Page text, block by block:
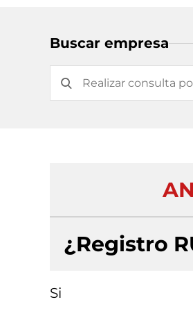
Buscar empresa
¿Registro
Si